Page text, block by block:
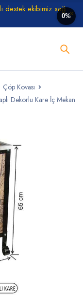
destek ekibimiz sağ
Çöp Kovası
Dekorlu Kare İç Mekan
0%